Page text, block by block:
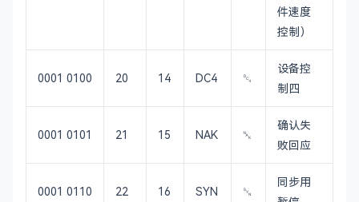
件速度
控制）
0001 0100 20 14 DC4 ␔
设备控
制四
0001 0101 21 15 NAK ␕
确认失
败回应
0001 0110 22 16 SYN ␖
同步用